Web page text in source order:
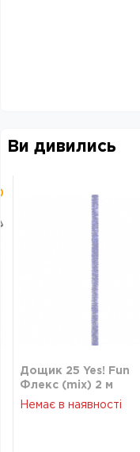
Ви дивились
Дощик 25 Yes! Fun
Флекс (mix) 2 м
Немає в наявності